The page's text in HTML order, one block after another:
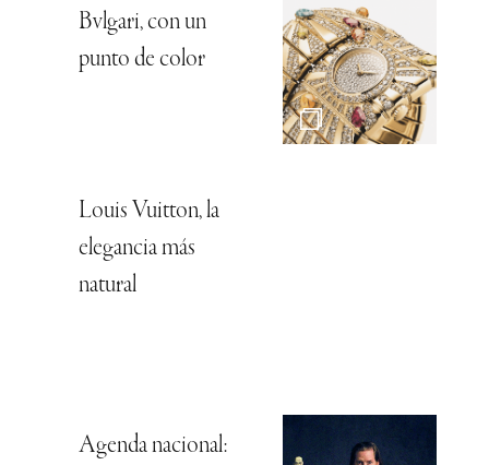
Bvlgari, con un
punto de color
Louis Vuitton, la
elegancia más
natural
Agenda nacional: